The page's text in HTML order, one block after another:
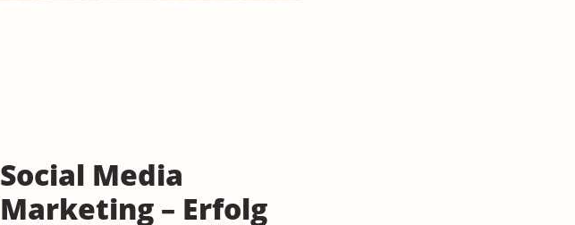
Social Media
Marketing – Erfolg